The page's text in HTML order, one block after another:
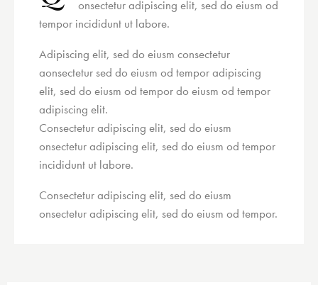
onsectetur adipiscing elit, sed do eiusm od
tempor incididunt ut labore.
Adipiscing elit, sed do eiusm consectetur
aonsectetur sed do eiusm od tempor adipiscing
elit, sed do eiusm od tempor do eiusm od tempor
adipiscing elit.
Consectetur adipiscing elit, sed do eiusm
onsectetur adipiscing elit, sed do eiusm od tempor
incididunt ut labore.
Consectetur adipiscing elit, sed do eiusm
onsectetur adipiscing elit, sed do eiusm od tempor.